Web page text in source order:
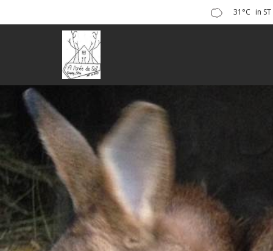
31°C in